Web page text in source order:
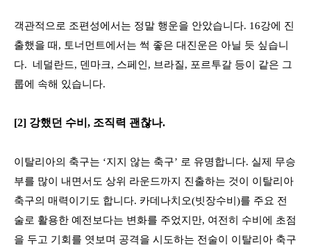
객관적으로 조편성에서는 정말 행운을 안았습니다. 16강에 진
출했을 때 , 토너먼트에서는 썩 좋은 대진운은 아닐 듯 싶습니
다. 네덜란드, 덴마크, 스페인 , 브라질, 포르투갈 등이 같은 그
룹에 속해 있습니다.
[2] 강했던 수비 , 조직력 괜찮나.
이탈리아의 축구는 ‘지지 않는 축구’ 로 유명합니다. 실제 무승
부를 많이 내면서도 상위 라운드까지 진출하는 것이 이탈리아
축구의 매력이기도 합니다. 카데나치오(빗장수비 )를 주요 전
술로 활용한 예전보다는 변화를 주었지만, 여전히 수비에 초점
을 두고 기회를 엿보며 공격을 시도하는 전술이 이탈리아 축구